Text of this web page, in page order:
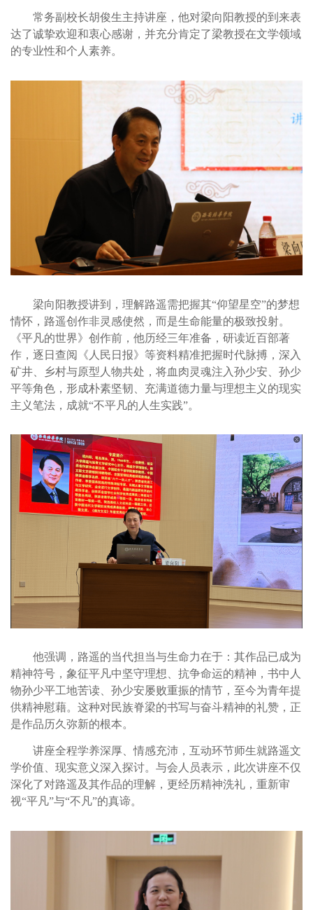
常务副校长胡俊生主持讲座，他对梁向阳教授的到来表
达了诚挚欢迎和衷心感谢，并充分肯定了梁教授在文学领域
的专业性和个人素养。
梁向阳教授讲到，理解路遥需把握其“仰望星空”的梦想
情怀，路遥创作非灵感使然，而是生命能量的极致投射。
《平凡的世界》创作前，他历经三年准备，研读近百部著
作，逐日查阅《人民日报》等资料精准把握时代脉搏，深入
矿井、乡村与原型人物共处，将血肉灵魂注入孙少安、孙少
平等角色，形成朴素坚韧、充满道德力量与理想主义的现实
主义笔法，成就“不平凡的人生实践”。
他强调，路遥的当代担当与生命力在于：其作品已成为
精神符号，象征平凡中坚守理想、抗争命运的精神，书中人
物孙少平工地苦读、孙少安屡败重振的情节，至今为青年提
供精神慰藉。这种对民族脊梁的书写与奋斗精神的礼赞，正
是作品历久弥新的根本。
讲座全程学养深厚、情感充沛，互动环节师生就路遥文
学价值、现实意义深入探讨。与会人员表示，此次讲座不仅
深化了对路遥及其作品的理解，更经历精神洗礼，重新审
视“平凡”与“不凡”的真谛。